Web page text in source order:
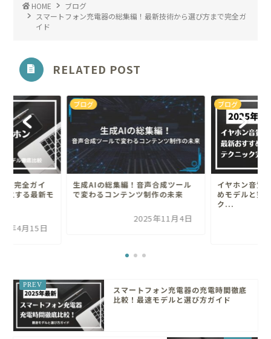
HOME
ブログ
スマートフォン充電器の総集編！最新技術から選び方まで完全ガ
イド
RELATED POST
ン完全ガイ
立する最新モ
年4月15日
ブログ
生成AIの総集編！音声合成ツール
で変わるコンテンツ制作の未来
2025年11月4日
ブログ
イヤホン音質
めモデルと究
ク...
スマートフォン充電器の充電時間徹底
比較！最速モデルと選び方ガイド